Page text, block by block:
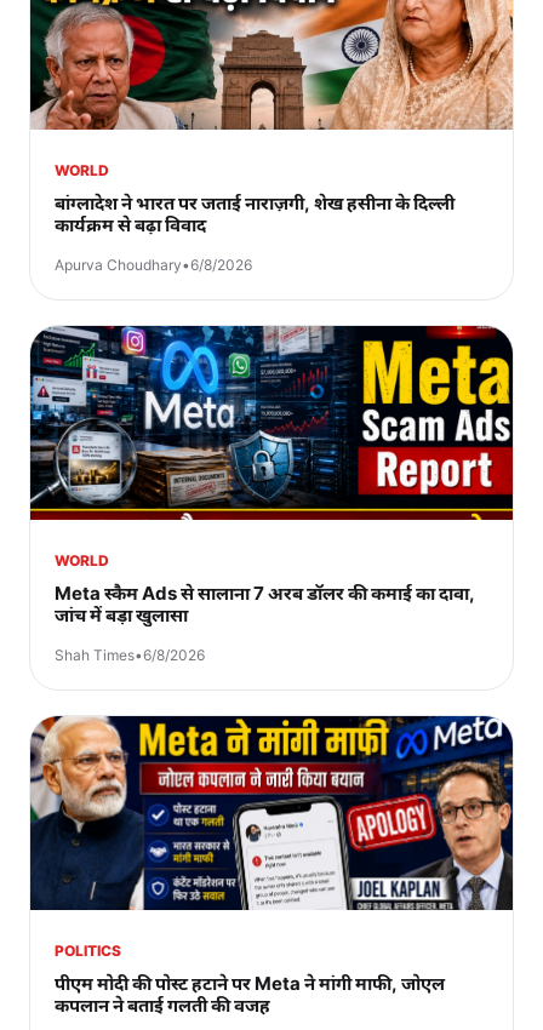
WORLD
बांग्लादेश ने भारत पर जताई नाराज़गी, शेख हसीना के दिल्ली
कार्यक्रम से बढ़ा विवाद
Apurva Choudhary•6/8/2026
WORLD
Meta स्कैम Ads से सालाना 7 अरब डॉलर की कमाई का दावा,
जांच में बड़ा खुलासा
Shah Times•6/8/2026
POLITICS
पीएम मोदी की पोस्ट हटाने पर Meta ने मांगी माफी, जोएल
कपलान ने बताई गलती की वजह